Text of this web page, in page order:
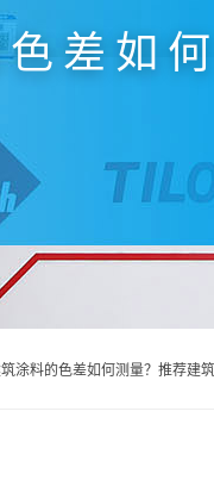
色差如
涂料的色差如何测量？推荐建